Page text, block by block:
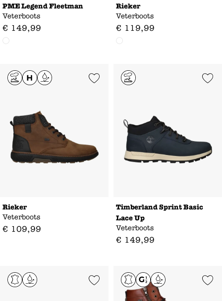
PME Legend Fleetman
Veterboots
€ 149,99
Rieker
Veterboots
€ 119,99
Add to Wishlist
Rieker
Veterboots
€ 109,99
Add to
Timberland Sprint Basic
Lace Up
Veterboots
€ 149,99
Add to Wishlist Add to